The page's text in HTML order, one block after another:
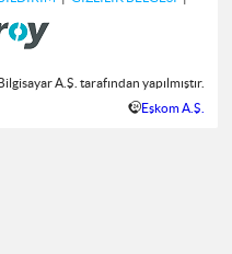
A.Ş. tarafından yapılmıştır.
Eşkom A.Ş.